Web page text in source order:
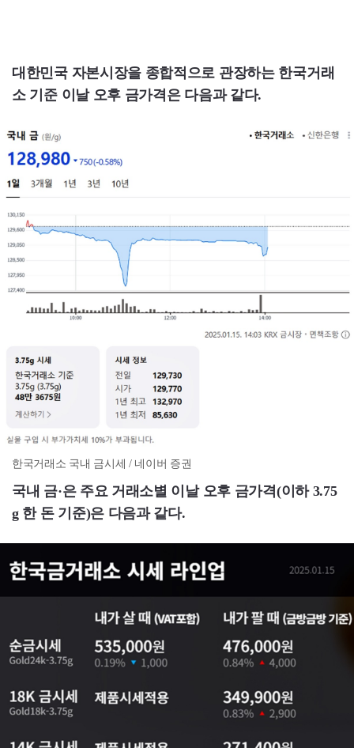
대한민국 자본시장을 종합적으로 관장하는 한국거래
소 기준 이날 오후 금가격은 다음과 같다.
한국거래소 국내 금시세 / 네이버 증권
국내 금·은 주요 거래소별 이날 오후 금가격(이하 3.75
g 한 돈 기준)은 다음과 같다.